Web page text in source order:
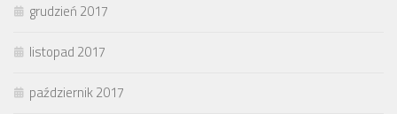
grudzień 2017
listopad 2017
październik 2017